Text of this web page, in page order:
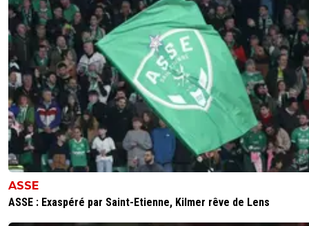
ASSE
ASSE : Exaspéré par Saint-Etienne, Kilmer rêve de Lens